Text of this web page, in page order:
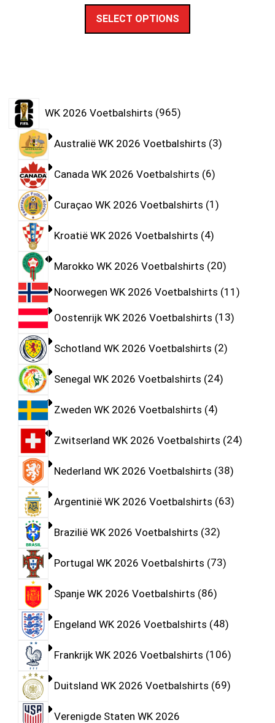
SELECT OPTIONS
WK 2026 Voetbalshirts 965
Australië WK 2026 Voetbalshirts 3
Canada WK 2026 Voetbalshirts 6
Curaçao WK 2026 Voetbalshirts 1
Kroatië WK 2026 Voetbalshirts 4
Marokko WK 2026 Voetbalshirts 20
Noorwegen WK 2026 Voetbalshirts 11
Oostenrijk WK 2026 Voetbalshirts 13
Schotland WK 2026 Voetbalshirts 2
Senegal WK 2026 Voetbalshirts 24
Zweden WK 2026 Voetbalshirts 4
Zwitserland WK 2026 Voetbalshirts 24
Nederland WK 2026 Voetbalshirts 38
Argentinië WK 2026 Voetbalshirts 63
Brazilië WK 2026 Voetbalshirts 32
Portugal WK 2026 Voetbalshirts 73
Spanje WK 2026 Voetbalshirts 86
Engeland WK 2026 Voetbalshirts 48
Frankrijk WK 2026 Voetbalshirts 106
Duitsland WK 2026 Voetbalshirts 69
Verenigde Staten WK 2026